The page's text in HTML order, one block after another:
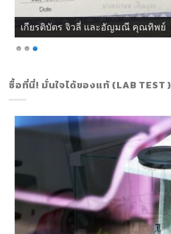
เกียรติบัตร จิวลี่ และอัญมณี คุณทิพย์
ซื้อที่นี่! มั่นใจได้ของแท้ (LAB TEST )